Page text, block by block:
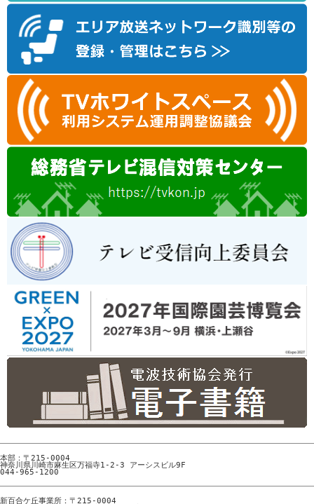
本部：〒215-0004
神奈川県川崎市麻生区万福寺1-2-3 アーシスビル9F
044-965-1200
新百合ケ丘事業所：〒215-0004